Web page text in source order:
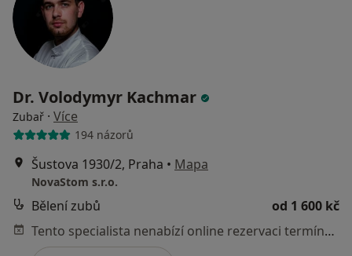
Dr. Volodymyr Kachmar
Zubař · Více
194 názorů
Šustova 1930/2, Praha • Mapa
NovaStom s.r.o.
Bělení zubů
od 1 600 kč
Tento specialista nenabízí online rezervaci termínu na této adrese.